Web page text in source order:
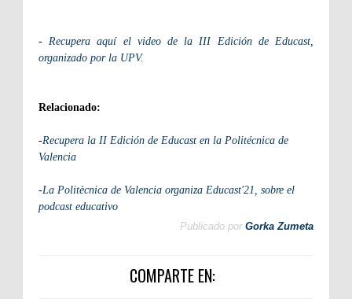
- Recupera aquí el video de la III Edición de Educast,
organizado por la UPV.
Relacionado:
-Recupera la II Edición de Educast en la Politécnica de
Valencia
-La Politècnica de Valencia organiza Educast'21, sobre el
podcast educativo
Publicado por Gorka Zumeta
COMPARTE EN: